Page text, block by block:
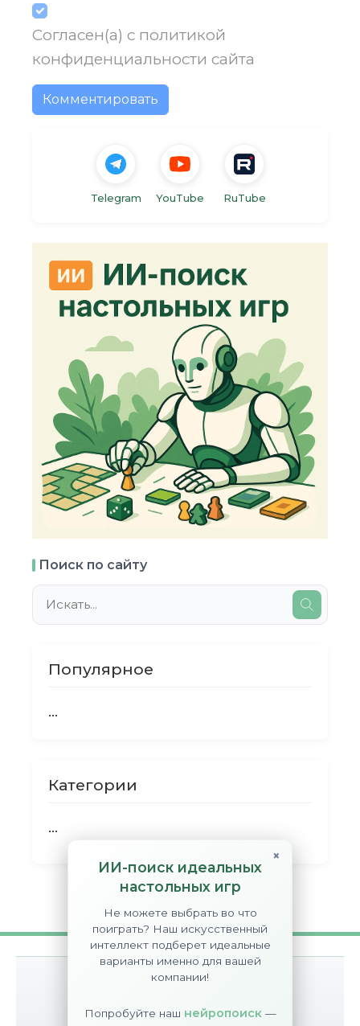
×
ИИ-поиск идеальных
настольных игр
Не можете выбрать во что
поиграть? Наш искусственный
интеллект подберет идеальные
варианты именно для вашей
компании!
Попробуйте наш нейропоиск—
Согласен(а) с политикой
конфиденциальности сайта
Комментировать
Telegram YouTube RuTube
Поиск по сайту
Популярное
...
Категории
...